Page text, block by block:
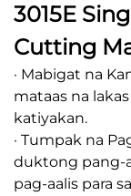
3015E
Cutting
· Mabigat na
mataas na
katiyakan.
· Tumpak na
duktong pang-
pag-aalis para